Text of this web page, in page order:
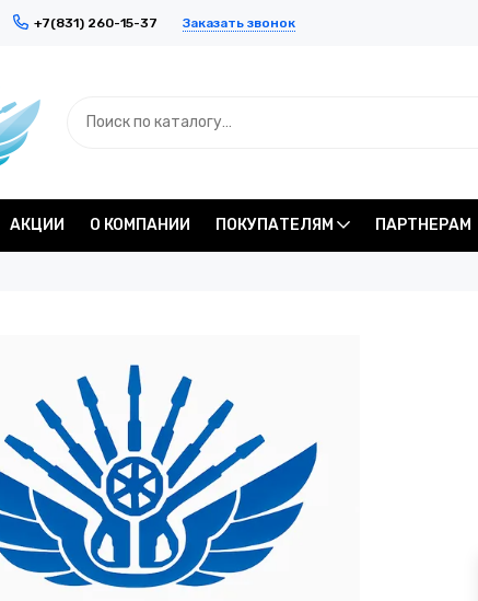
+7(831) 260-15-37 Заказать звонок
АКЦИИ О КОМПАНИИ ПОКУПАТЕЛЯМ ПАРТНЕРАМ